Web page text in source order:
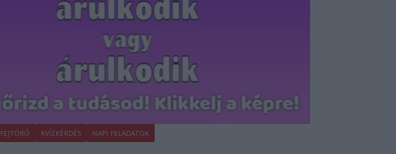
FEJTÖRŐ KVÍZKÉRDÉS NAPI FELADATOK